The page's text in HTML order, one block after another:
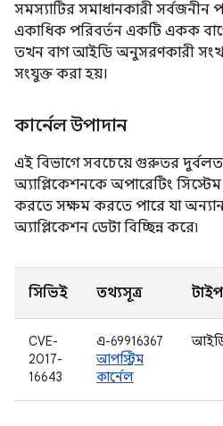
সমস্যাটির সমাধানকারী সর্বজনীন
একাধিক পরিবর্তন একটি একক
তখন বাগ আইডি অনুসরণকারী
সংযুক্ত করা হয়।
কার্নেল উপাদান
এই বিভাগে সবচেয়ে গুরুতর
অ্যাপ্লিকেশনকে অপারেটিং
করতে সক্ষম করতে পারে যা
অ্যাপ্লিকেশন ডেটা বিচ্ছিন্ন করে৷
সিভিই তথ্যসূত্র টাইপ
CVE-
2017-
16643
এ-69916367
আপস্ট্রিম
কার্নেল